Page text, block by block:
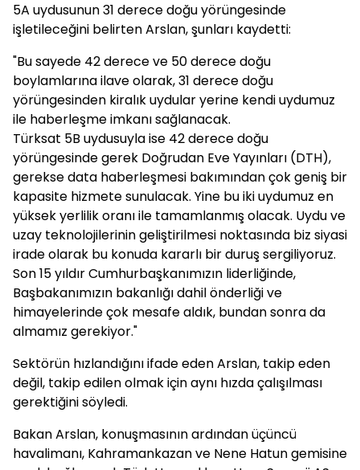
5A uydusunun 31 derece doğu yörüngesinde
işletileceğini belirten Arslan, şunları kaydetti:
"Bu sayede 42 derece ve 50 derece doğu
boylamlarına ilave olarak, 31 derece doğu
yörüngesinden kiralık uydular yerine kendi uydumuz
ile haberleşme imkanı sağlanacak.
Türksat 5B uydusuyla ise 42 derece doğu
yörüngesinde gerek Doğrudan Eve Yayınları (DTH),
gerekse data haberleşmesi bakımından çok geniş bir
kapasite hizmete sunulacak. Yine bu iki uydumuz en
yüksek yerlilik oranı ile tamamlanmış olacak. Uydu ve
uzay teknolojilerinin geliştirilmesi noktasında biz siyasi
irade olarak bu konuda kararlı bir duruş sergiliyoruz.
Son 15 yıldır Cumhurbaşkanımızın liderliğinde,
Başbakanımızın bakanlığı dahil önderliği ve
himayelerinde çok mesafe aldık, bundan sonra da
almamız gerekiyor."
Sektörün hızlandığını ifade eden Arslan, takip eden
değil, takip edilen olmak için aynı hızda çalışılması
gerektiğini söyledi.
Bakan Arslan, konuşmasının ardından üçüncü
havalimanı, Kahramankazan ve Nene Hatun gemisine